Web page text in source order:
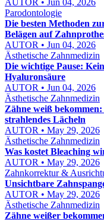
AUTOR • Jun 04, 2026
Parodontologie
Die besten Methoden
Belägen auf
AUTOR • Jun 04, 2026
Ästhetische Zahnmedizin
Die wichtige Pause:
Hyaluronsäure
AUTOR • Jun 04, 2026
Ästhetische Zahnmedizin
Zähne weiß
strahlendes Lächeln
AUTOR • May 29, 2026
Ästhetische Zahnmedizin
Was kostet Bleaching
AUTOR • May 29, 2026
Zahnkorrektur &
Unsichtbare
AUTOR • May 29, 2026
Ästhetische Zahnmedizin
Zähne weißer